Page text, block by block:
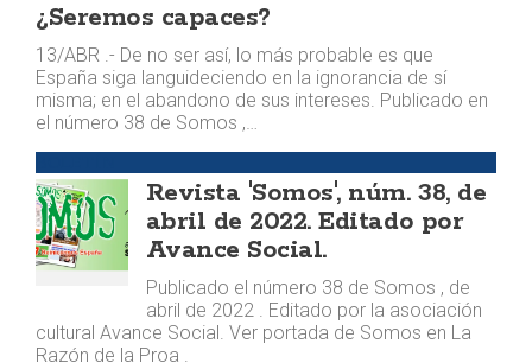
¿Seremos capaces?
13/ABR .- De no ser así, lo más probable es que
España siga languideciendo en la ignorancia de sí
misma; en el abandono de sus intereses. Publicado en
el número 38 de Somos ,…
Revista 'Somos', núm. 38, de
abril de 2022. Editado por
Avance Social.
Publicado el número 38 de Somos , de
abril de 2022 . Editado por la asociación
cultural Avance Social. Ver portada de Somos en La
Razón de la Proa .